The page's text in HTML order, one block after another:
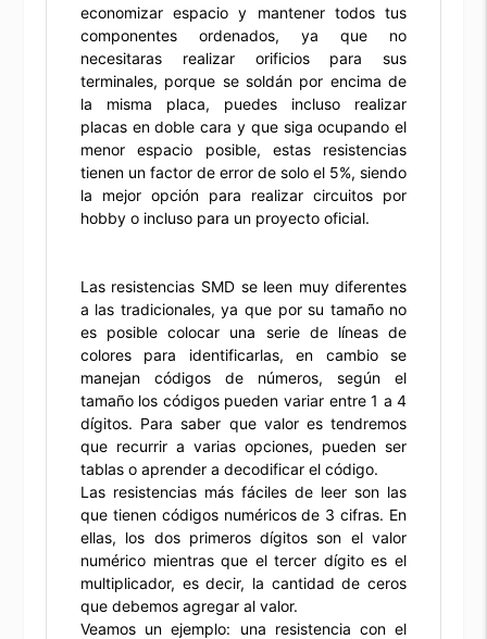
economizar espacio y mantener todos tus
componentes ordenados, ya que no
necesitaras realizar orificios para sus
terminales, porque se soldán por encima de
la misma placa, puedes incluso realizar
placas en doble cara y que siga ocupando el
menor espacio posible, estas resistencias
tienen un factor de error de solo el 5%, siendo
la mejor opción para realizar circuitos por
hobby o incluso para un proyecto oficial.
Las resistencias SMD se leen muy diferentes
a las tradicionales, ya que por su tamaño no
es posible colocar una serie de líneas de
colores para identificarlas, en cambio se
manejan códigos de números, según el
tamaño los códigos pueden variar entre 1 a 4
dígitos. Para saber que valor es tendremos
que recurrir a varias opciones, pueden ser
tablas o aprender a decodificar el código.
Las resistencias más fáciles de leer son las
que tienen códigos numéricos de 3 cifras. En
ellas, los dos primeros dígitos son el valor
numérico mientras que el tercer dígito es el
multiplicador, es decir, la cantidad de ceros
que debemos agregar al valor.
Veamos un ejemplo: una resistencia con el